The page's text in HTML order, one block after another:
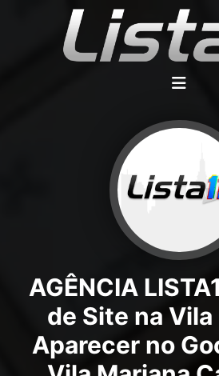
AGÊNCIA
de Site na
Aparecer no